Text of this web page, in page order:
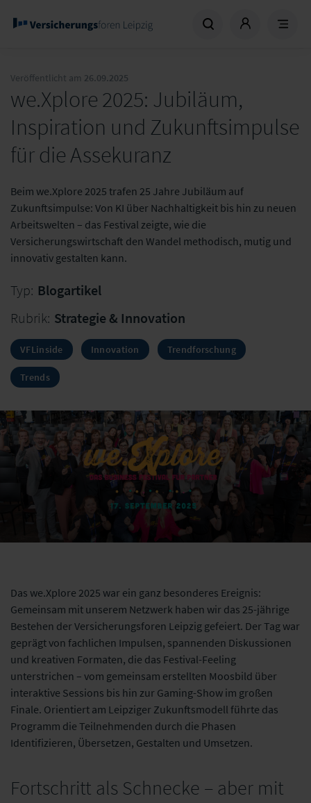
Veröffentlicht am 26.09.2025
we.Xplore 2025: Jubiläum,
Inspiration und Zukunftsimpulse
für die Assekuranz
Beim we.Xplore 2025 trafen 25 Jahre Jubiläum auf
Zukunftsimpulse: Von KI über Nachhaltigkeit bis hin zu neuen
Arbeitswelten – das Festival zeigte, wie die
Versicherungswirtschaft den Wandel methodisch, mutig und
innovativ gestalten kann.
Typ: Blogartikel
Rubrik: Strategie & Innovation
VFLinside Innovation Trendforschung
Trends
Das we.Xplore 2025 war ein ganz besonderes Ereignis:
Gemeinsam mit unserem Netzwerk haben wir das 25-jährige
Bestehen der Versicherungsforen Leipzig gefeiert. Der Tag war
geprägt von fachlichen Impulsen, spannenden Diskussionen
und kreativen Formaten, die das Festival-Feeling
unterstrichen – vom gemeinsam erstellten Moosbild über
interaktive Sessions bis hin zur Gaming-Show im großen
Finale. Orientiert am Leipziger Zukunftsmodell führte das
Programm die Teilnehmenden durch die Phasen
Identifizieren, Übersetzen, Gestalten und Umsetzen.
Fortschritt als Schnecke – aber mit